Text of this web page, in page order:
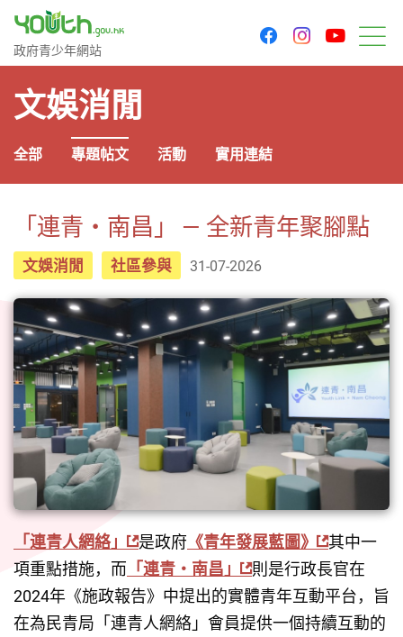
政府青少年網站
政府青少年網站
facebookinstagram
文娛消閒
全部 專題帖文 活動 實用連結
「連青・南昌」 — 全新青年聚腳點
文娛消閒 社區參與 31-07-2026
「連青人網絡」 是政府 《青年發展藍圖》
其中一
項重點措施，而 「連青・南昌」
則是行政長官在
2024年《施政報告》中提出的實體青年互動平台，旨
在為民青局「連青人網絡」會員提供一個持續互動的